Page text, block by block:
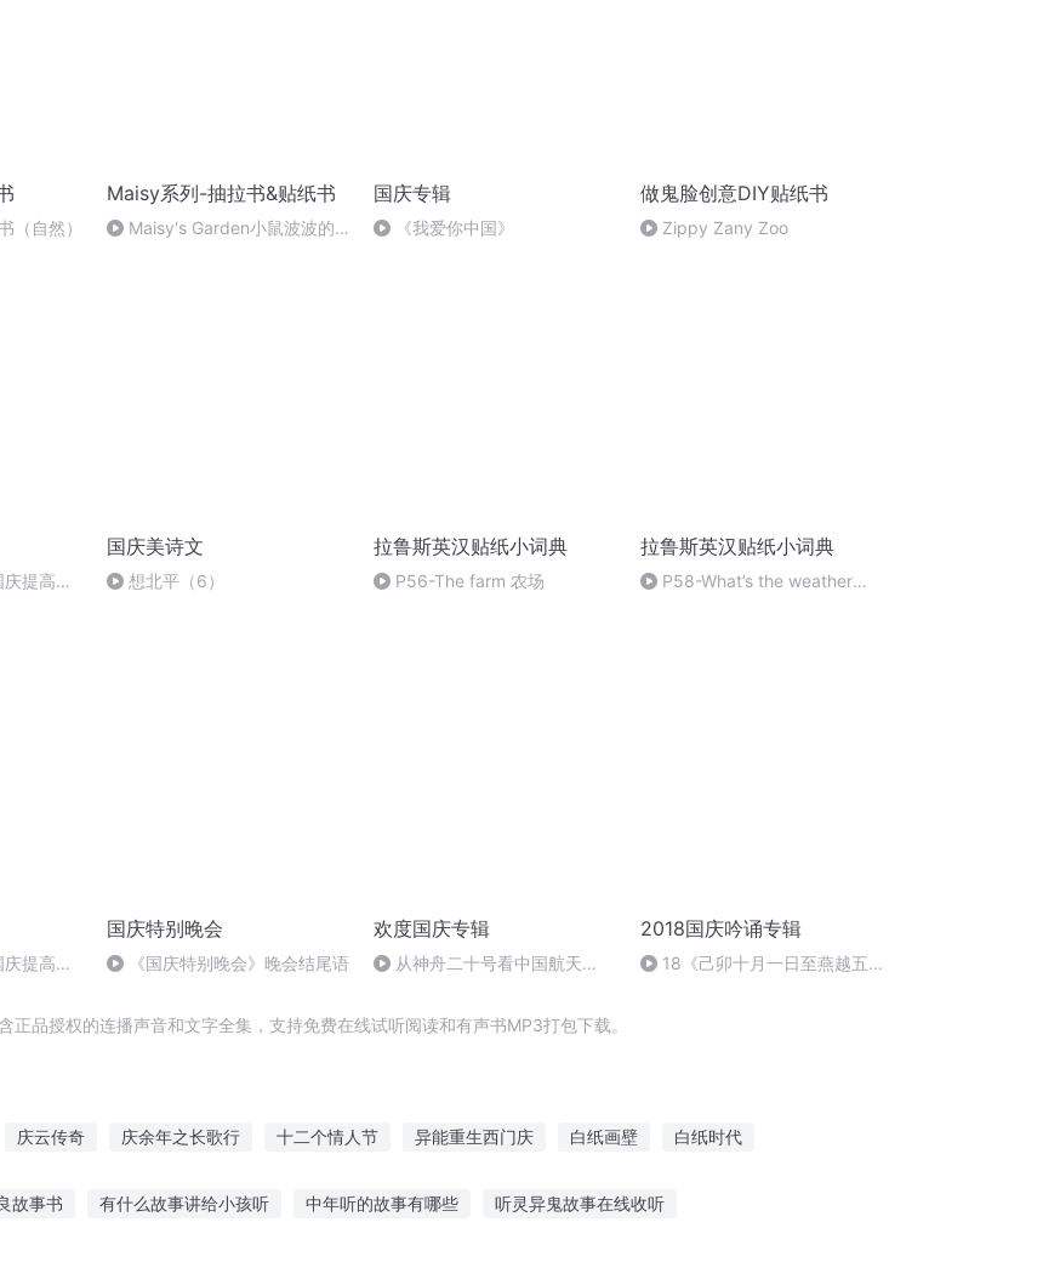
（自然）
Maisy系列-抽拉书&贴纸书
Maisy's Garden小鼠波波的
国庆专辑
《我爱你中国》
做鬼脸创意DIY贴纸书
Zippy Zany Zoo
提高班
国庆美诗文
想北平（6）
拉鲁斯英汉贴纸小词典
P56-The farm 农场
拉鲁斯英汉贴纸小词典
P58-What’s the weather
提高班
国庆特别晚会
《国庆特别晚会》晚会结尾语
欢度国庆专辑
从神舟二十号看中国航天
2018国庆吟诵专辑
18《己卯十月一日至燕越五
品授权的连播声音和文字全集，支持免费在线试听阅读和有声书MP3打包下载。
庆云传奇 庆余年之长歌行 十二个情人节 异能重生西门庆 白纸画壁 白纸时代
故事书 有什么故事讲给小孩听 中年听的故事有哪些 听灵异鬼故事在线收听